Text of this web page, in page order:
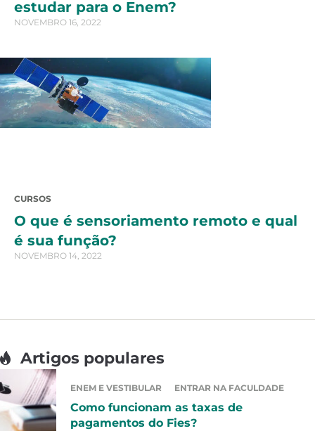
estudar para o Enem?
NOVEMBRO 16, 2022
CURSOS
O que é sensoriamento remoto e qual
é sua função?
NOVEMBRO 14, 2022
Artigos populares
ENEM E VESTIBULAR ENTRAR NA FACULDADE
Como funcionam as taxas de
pagamentos do Fies?